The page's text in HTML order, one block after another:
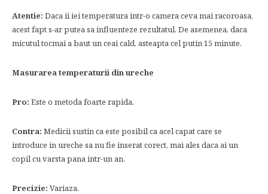
Atentie: Daca ii iei temperatura intr-o camera ceva mai racoroasa,
acest fapt s-ar putea sa influenteze rezultatul. De asemenea, daca
micutul tocmai a baut un ceai cald, asteapta cel putin 15 minute.
Masurarea temperaturii din ureche
Pro: Este o metoda foarte rapida.
Contra: Medicii sustin ca este posibil ca acel capat care se
introduce in ureche sa nu fie inserat corect, mai ales daca ai un
copil cu varsta pana intr-un an.
Precizie: Variaza.